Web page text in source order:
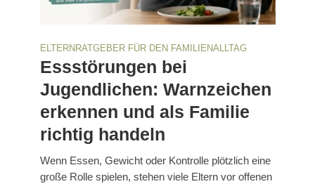
ELTERNRATGEBER FÜR DEN FAMILIENALLTAG
Essstörungen bei
Jugendlichen: Warnzeichen
erkennen und als Familie
richtig handeln
Wenn Essen, Gewicht oder Kontrolle plötzlich eine
große Rolle spielen, stehen viele Eltern vor offenen